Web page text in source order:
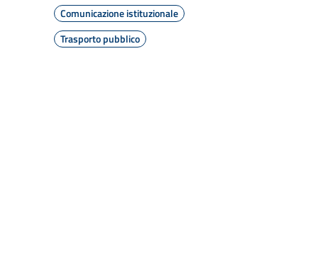
Comunicazione istituzionale
Trasporto pubblico